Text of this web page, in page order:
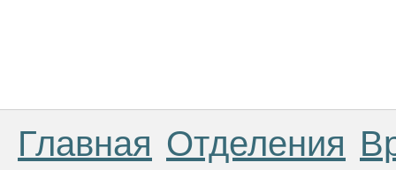
Главная Отделения